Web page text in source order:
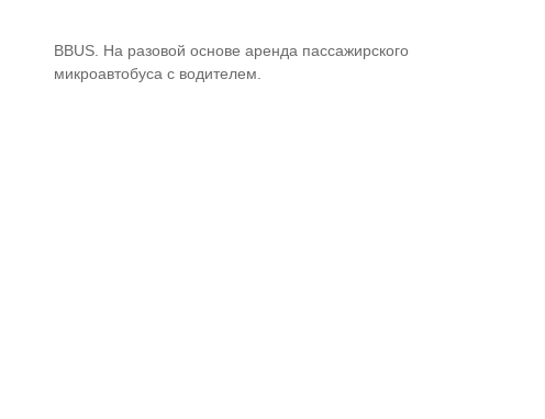
BBUS. На разовой основе аренда пассажирского
микроавтобуса с водителем.